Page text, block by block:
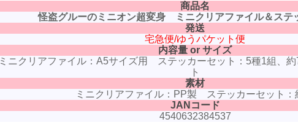
商品名
怪盗グルーのミニオン超変身 ミニクリアファイル＆ステ
発送
宅急便/ゆうパケット便
内容量 or サイズ
ミニクリアファイル：A5サイズ用 ステッカーセット：5種1組、約
ト
素材
ミニクリアファイル：PP製 ステッカーセット：
JANコード
4540632384537